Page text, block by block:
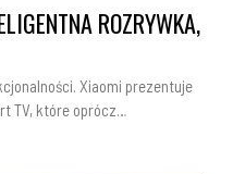
ROZRYWKA,
Xiaomi prezentuje
TV, które oprócz…